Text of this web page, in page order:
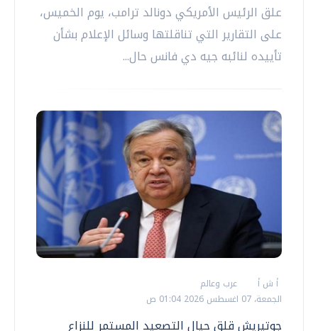
علق الرئيس الأمريكي دونالد ترامب، يوم الخميس،
على التقارير التي تناقلتها وسائل الإعلام بشأن
تأييده لنائبه جيه دي فانس حال...
أ ش أ
عرب وعالم
الجمعة، 07 اغسطس 2026 01:04 ص
جوتيريش قلق حيال التصعيد المستمر للنزاع